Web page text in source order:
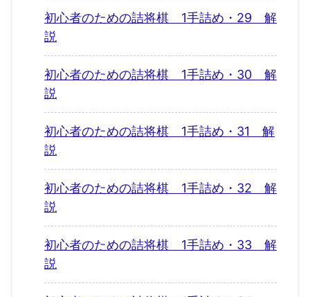
初心者のための詰将棋 1手詰め・29 解
説
初心者のための詰将棋 1手詰め・30 解
説
初心者のための詰将棋 1手詰め・31 解
説
初心者のための詰将棋 1手詰め・32 解
説
初心者のための詰将棋 1手詰め・33 解
説